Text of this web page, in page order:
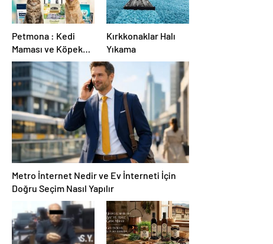
Petmona : Kedi
Maması ve Köpek
Maması İle Tüm
Evcil Hayvan
Ürünleri
Kırkkonaklar Halı
Yıkama
Metro İnternet Nedir ve Ev İnterneti İçin
Doğru Seçim Nasıl Yapılır